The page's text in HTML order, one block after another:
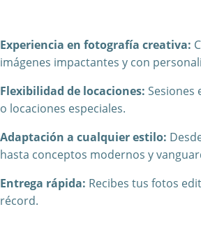
Experiencia en fotografía creativa:
imágenes impactantes y con
Flexibilidad de locaciones: Sesiones
o locaciones especiales.
Adaptación a cualquier estilo:
hasta conceptos modernos y
Entrega rápida: Recibes tus fotos
récord.